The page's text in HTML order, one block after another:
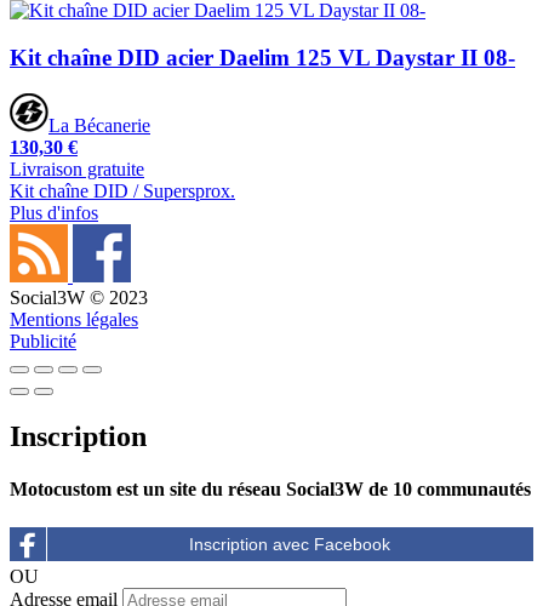
Kit chaîne DID acier Daelim 125 VL Daystar II 08-
La Bécanerie
130,30 €
Livraison gratuite
Kit chaîne DID / Supersprox.
Plus d'infos
Social3W © 2023
Mentions légales
Publicité
Inscription
Motocustom est un site du réseau Social3W de 10 communautés
OU
Adresse email